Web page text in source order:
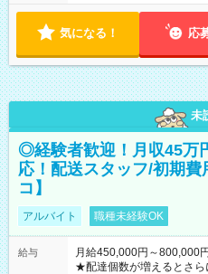
気になる！ 応
未
◎経験者歓迎！月収45万
応！配送スタッフ/初期
コ】
アルバイト 職種未経験OK
給与
月給450,000円～800,000円
★配達個数が増えるとさら